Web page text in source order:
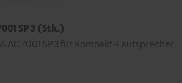
SP 3 (Stk.)
AC 7001 SP 3 für Kompakt-Lautsprecher